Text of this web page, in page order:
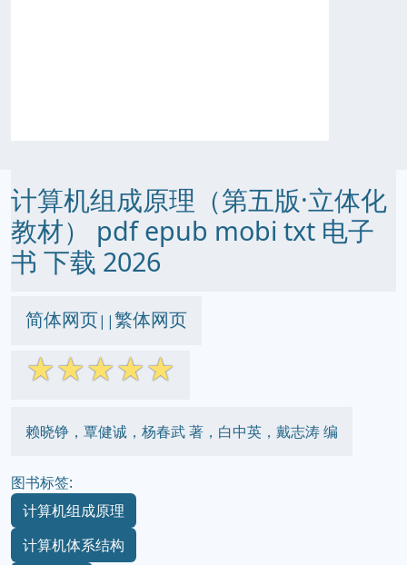
计算机组成原理（第五版·立体化
教材） pdf epub mobi txt 电子
书 下载 2026
简体网页||繁体网页
☆☆☆☆☆
赖晓铮，覃健诚，杨春武 著，白中英，戴志涛 编
图书标签:
计算机组成原理
计算机体系结构